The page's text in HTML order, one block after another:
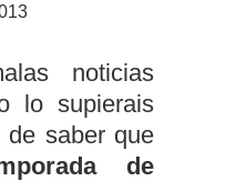
noticias
lo supierais
de saber que
de